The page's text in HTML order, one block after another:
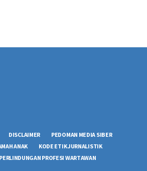
DISCLAIMER
PEDOMAN MEDIA SIBER
ANAK
KODE ETIK JURNALISTIK
PROFESI WARTAWAN